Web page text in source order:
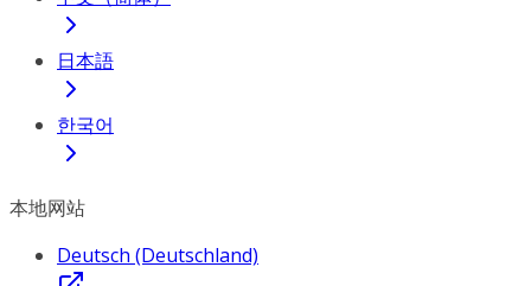
日本語
한국어
本地网站
Deutsch (Deutschland)